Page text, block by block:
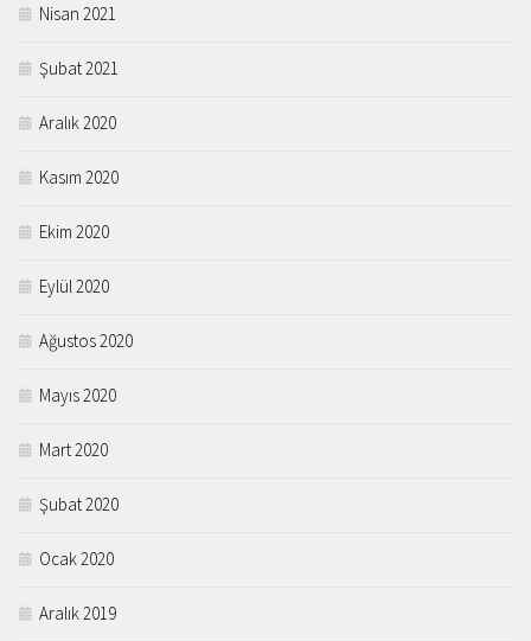
Nisan 2021
Şubat 2021
Aralık 2020
Kasım 2020
Ekim 2020
Eylül 2020
Ağustos 2020
Mayıs 2020
Mart 2020
Şubat 2020
Ocak 2020
Aralık 2019